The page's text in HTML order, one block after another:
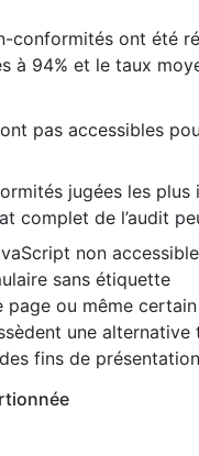
conformités ont été
à 94% et le taux
pas accessibles
jugées les
complet de l’audit
non
sans étiquette
ou même
une alternative
fins de